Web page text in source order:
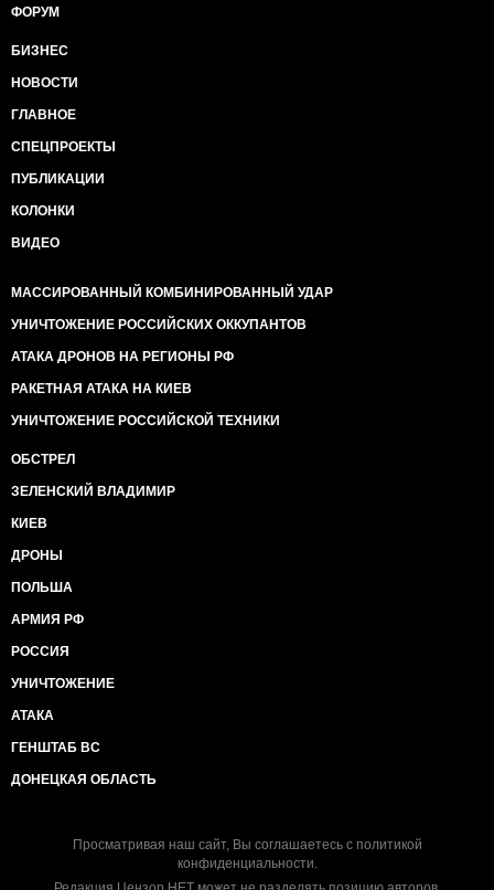
ФОРУМ
БИЗНЕС
НОВОСТИ
ГЛАВНОЕ
СПЕЦПРОЕКТЫ
ПУБЛИКАЦИИ
КОЛОНКИ
ВИДЕО
МАССИРОВАННЫЙ КОМБИНИРОВАННЫЙ УДАР
УНИЧТОЖЕНИЕ РОССИЙСКИХ ОККУПАНТОВ
АТАКА ДРОНОВ НА РЕГИОНЫ РФ
РАКЕТНАЯ АТАКА НА КИЕВ
УНИЧТОЖЕНИЕ РОССИЙСКОЙ ТЕХНИКИ
ОБСТРЕЛ
ЗЕЛЕНСКИЙ ВЛАДИМИР
КИЕВ
ДРОНЫ
ПОЛЬША
АРМИЯ РФ
РОССИЯ
УНИЧТОЖЕНИЕ
АТАКА
ГЕНШТАБ ВС
ДОНЕЦКАЯ ОБЛАСТЬ
Просматривая наш сайт, Вы соглашаетесь с политикой
конфиденциальности.